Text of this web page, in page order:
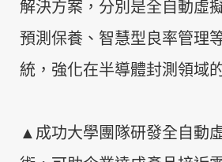
解決方案，分別是全自動虛
預測保養、智慧型良率管理
統，強化在半導體封測領域
▲成功大學團隊研發全自動